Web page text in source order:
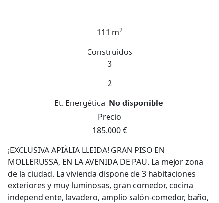
111 m2
Construidos
3
2
Et. Energética No disponible
Precio
185.000 €
¡EXCLUSIVA APIÀLIA LLEIDA! GRAN PISO EN
MOLLERUSSA, EN LA AVENIDA DE PAU. La mejor zona
de la ciudad. La vivienda dispone de 3 habitaciones
exteriores y muy luminosas, gran comedor, cocina
independiente, lavadero, amplio salón-comedor, baño,